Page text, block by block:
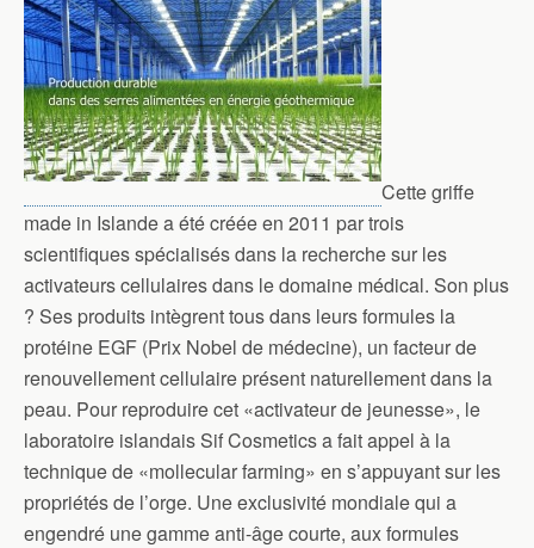
Cette griffe
made in Islande a été créée en 2011 par trois
scientifiques spécialisés dans la recherche sur les
activateurs cellulaires dans le domaine médical. Son plus
? Ses produits intègrent tous dans leurs formules la
protéine EGF (Prix Nobel de médecine), un facteur de
renouvellement cellulaire présent naturellement dans la
peau. Pour reproduire cet «activateur de jeunesse», le
laboratoire islandais Sif Cosmetics a fait appel à la
technique de «mollecular farming» en s’appuyant sur les
propriétés de l’orge. Une exclusivité mondiale qui a
engendré une gamme anti-âge courte, aux formules